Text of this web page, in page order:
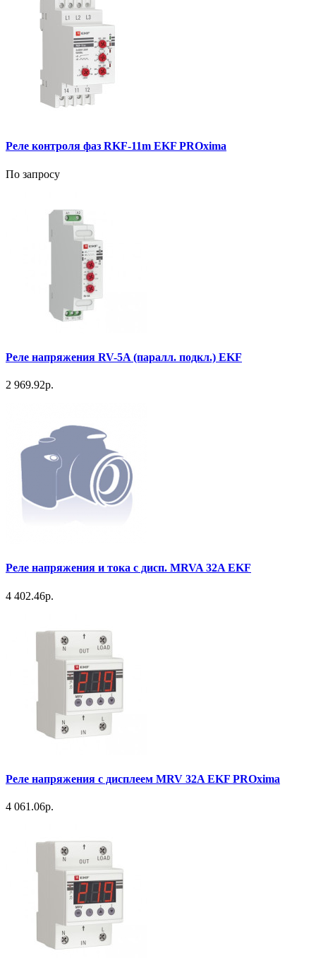
Реле контроля фаз RKF-11m EKF PROxima
По запросу
Реле напряжения RV-5A (паралл. подкл.) EKF
2 969.92р.
Реле напряжения и тока с дисп. MRVA 32A EKF
4 402.46р.
Реле напряжения с дисплеем MRV 32A EKF PROxima
4 061.06р.